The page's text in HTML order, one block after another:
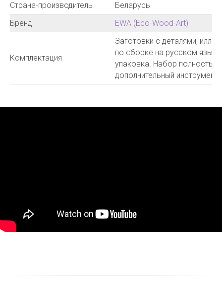
Страна-производитель
Беларусь
Бренд
EWA (Eco-Wood-Art)
Комплектация
Заготовки с деталями,
по сборке на русском
упаковка. Набор полностью
дополнительный инструмент